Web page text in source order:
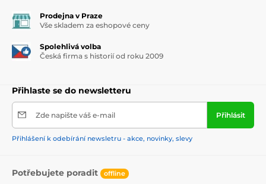
Prodejna v Praze
Vše skladem za eshopové ceny
Spolehlivá volba
Česká firma s historií od roku 2009
Přihlaste se do newsletteru
Zde napište váš e-mail Přihlásit
Přihlášení k odebírání newsletru - akce, novinky, slevy
Potřebujete poradit offline